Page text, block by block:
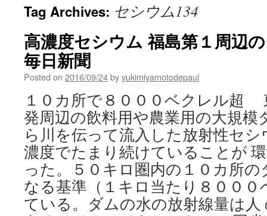
Tag Archives: セシウム134
高濃度セシウム 福島第１周辺
毎日新聞
Posted on 2016/09/24byyukimiyamotodepaul
１０カ所で８０００ベクレル超
発周辺の飲料用や農業用の大規模
ら川を伝って流入した放射性セ
濃度でたまり続けていることが
った。５０キロ圏内の１０カ所
なる基準（１キロ当たり８００
ている。ダムの水の放射線量は人